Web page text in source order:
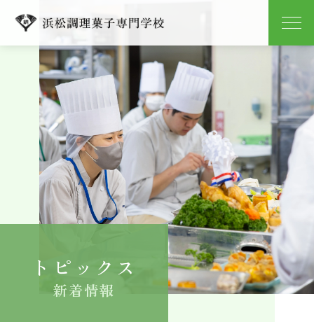
学校紹介
学科紹介
キャンパスライフ
就職
よくある質問
トピックス
新着情報